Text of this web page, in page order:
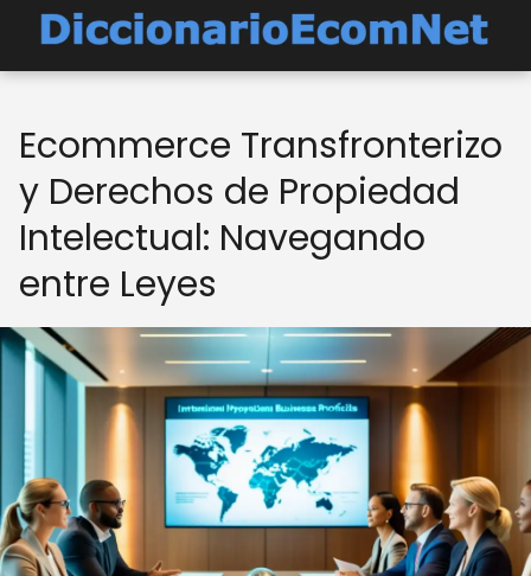
Ecommerce Transfronterizo
y Derechos de Propiedad
Intelectual: Navegando
entre Leyes